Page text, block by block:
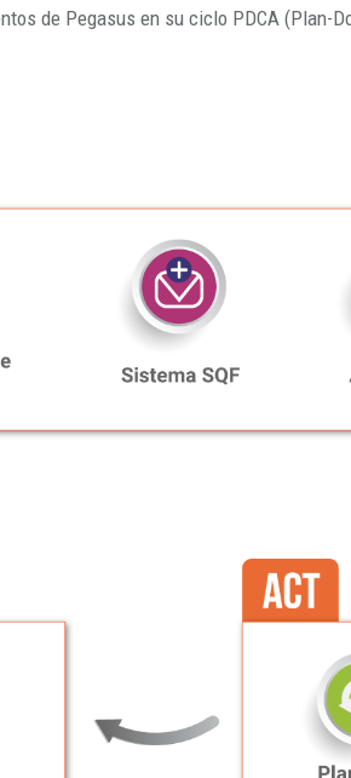
de Pegasus en su ciclo PDCA (Plan-